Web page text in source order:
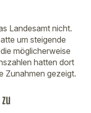
Landesamt nicht.
um steigende
möglicherweise
hatten dort
Zunahmen gezeigt.